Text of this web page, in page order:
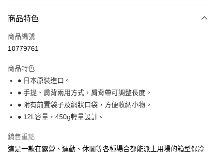
4.訂單成立30分鐘內，如未前往確認交易或遇審核未通過，訂單將自動取
消。如遇「轉專審核」未通過狀況，表示未達大哥付你分期系統評分，恕無
【繳款方式說明】
1.分期款項不併入電信帳單，「大哥付你分期」於每月結算日後寄送繳費提
2.透過簡訊連結打開帳單後，可選擇「超商條碼／台灣大直營門市／銀行轉
【注意事項】
1.本服務係由「台灣大哥大股份有限公司」（以下簡稱本公司）所提供，讓
用戶於交易時，得透過本服務購買商品或服務，並由商店將買賣／分期付款
買賣價金債權讓與本公司後，依約使用本公司帳單繳交帳款。
資料（包含姓名、電話或地址）提供予台灣大哥大進項蒐集、處理及利用，
由本公司與您本人進行分期帳單所需資料之確認、核對及更正。
3.完整用戶服務條款，請詳閱以下連結：https://oppay.tw/userRule
每筆NT$150，滿NT$299(含以上)免運費
商品特色
商品編號
10779761
商品特色
● 日本原裝進口。
● 手提、肩背兩用方式，肩背帶可調整長度。
● 附有前置袋子及網狀口袋，方便收納小物。
● 12L容量，450g輕量設計。
銷售重點
這是一款在露營、運動、休閒等各種場合都能派上用場的箱型保冷